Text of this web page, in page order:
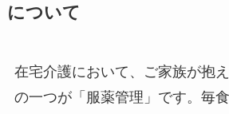
について
在宅介護において、ご家族が抱
の一つが「服薬管理」です。毎